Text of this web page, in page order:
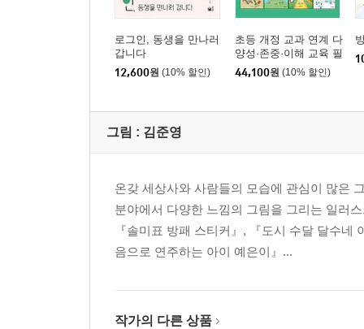
로그인, 동생을 만나러
갑니다
12,600원 (10% 할인)
초등 개정 교과 연계 다
양성·존중·이해 교육 필
독서 세트
44,100원 (10% 할인)
그림 : 김준영
온갖 세상사와 사람들의 모습에 관심이 많은
분야에서 다양한 느낌의 그림을 그리는 일러
『솔미표 방패 스티커』, 『도시 수달 달수
음으로 연주하는 아이 예은이』...
작가의 다른 상품